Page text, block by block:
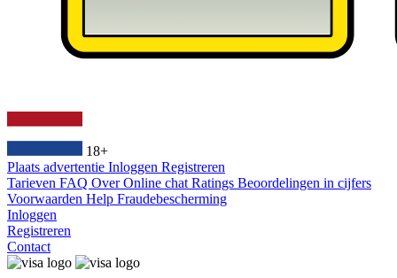
18+
Plaats advertentie Inloggen Registreren
Tarieven FAQ OverOnline chat Ratings Beoordelingen in cijfers
Voorwaarden Help Fraudebescherming
Inloggen
Registreren
Contact